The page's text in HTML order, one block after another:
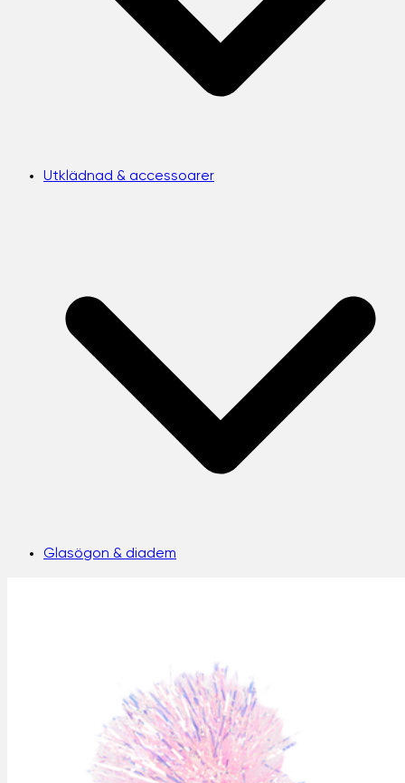
Utklädnad & accessoarer
Glasögon & diadem